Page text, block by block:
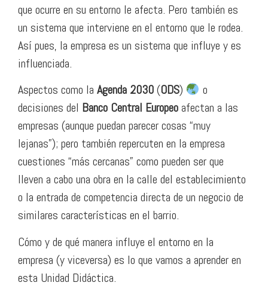
que ocurre en su entorno le afecta. Pero también es
un sistema que interviene en el entorno que le rodea.
Así pues, la empresa es un sistema que influye y es
influenciada.
Aspectos como la Agenda 2030(ODS)
o
decisiones del Banco Central Europeo afectan a las
empresas (aunque puedan parecer cosas “muy
lejanas”); pero también repercuten en la empresa
cuestiones “más cercanas” como pueden ser que
lleven a cabo una obra en la calle del establecimiento
o la entrada de competencia directa de un negocio de
similares características en el barrio.
Cómo y de qué manera influye el entorno en la
empresa (y viceversa) es lo que vamos a aprender en
esta Unidad Didáctica.